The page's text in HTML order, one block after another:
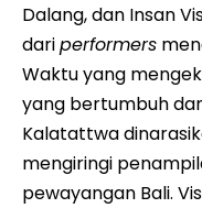
Dalang, dan Insan
dariperformers
Waktu yang
yang bertumbuh
Kalatattwa
mengiringi
pewayangan Bali.